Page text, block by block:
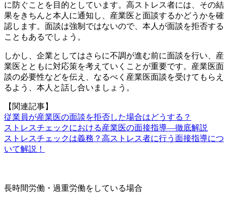
に防ぐことを目的としています。高ストレス者には、その結
果をきちんと本人に通知し、産業医と面談するかどうかを確
認します。面談は強制ではないので、本人が面談を拒否する
こともあるでしょう。
しかし、企業としてはさらに不調が進む前に面談を行い、産
業医とともに対応策を考えていくことが重要です。産業医面
談の必要性などを伝え、なるべく産業医面談を受けてもらえ
るよう、本人と話し合いましょう。
【関連記事】
従業員が産業医の面談を拒否した場合はどうする？
ストレスチェックにおける産業医の面接指導―徹底解説
ストレスチェックは義務？高ストレス者に行う面接指導につ
いて解説！
長時間労働・過重労働をしている場合